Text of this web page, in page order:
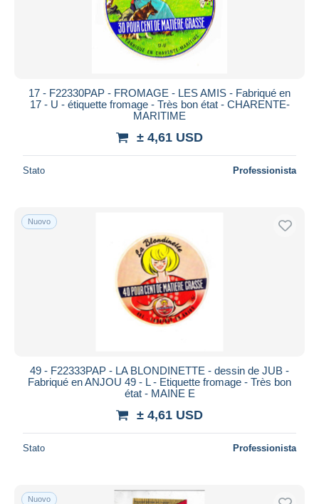
17 - F22330PAP - FROMAGE - LES AMIS - Fabriqué en
17 - U - étiquette fromage - Très bon état - CHARENTE-
MARITIME
± 4,61 USD
Stato Professionista
Nuovo
49 - F22333PAP - LA BLONDINETTE - dessin de JUB -
Fabriqué en ANJOU 49 - L - Etiquette fromage - Très bon
état - MAINE E
± 4,61 USD
Stato Professionista
Nuovo